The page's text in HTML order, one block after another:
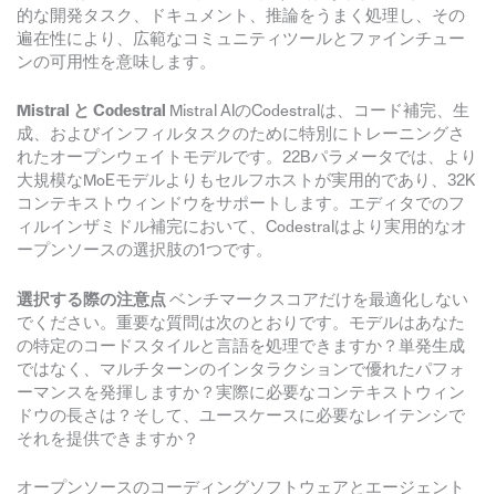
的な開発タスク、ドキュメント、推論をうまく処理し、その
遍在性により、広範なコミュニティツールとファインチュー
ンの可用性を意味します。
Mistral と Codestral Mistral AIのCodestralは、コード補完、生
成、およびインフィルタスクのために特別にトレーニングさ
れたオープンウェイトモデルです。22Bパラメータでは、より
大規模なMoEモデルよりもセルフホストが実用的であり、32K
コンテキストウィンドウをサポートします。エディタでのフ
ィルインザミドル補完において、Codestralはより実用的なオ
ープンソースの選択肢の1つです。
選択する際の注意点 ベンチマークスコアだけを最適化しない
でください。重要な質問は次のとおりです。モデルはあなた
の特定のコードスタイルと言語を処理できますか？単発生成
ではなく、マルチターンのインタラクションで優れたパフォ
ーマンスを発揮しますか？実際に必要なコンテキストウィン
ドウの長さは？そして、ユースケースに必要なレイテンシで
それを提供できますか？
オープンソースのコーディングソフトウェアとエージェント